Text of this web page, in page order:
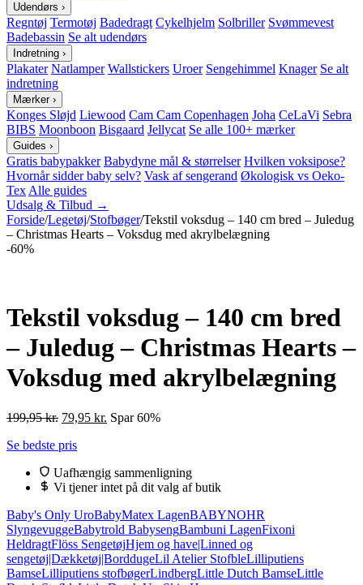
Udendørs ›
Regntøj Termotøj Badedragt Cykelhjelm Solbriller Svømmevest
Badebassin Se alt udendørs
Indretning ›
Plakater Natlamper Wallstickers Uroer Sengehimmel Knager Se alt
indretning
Mærker ›
Konges Sløjd Liewood Cam Cam Copenhagen Joha CeLaVi Sebra
BIBS Moonboon Bisgaard Jellycat Se alle 100+ mærker
Guides ›
Gratis babypakker Babydyne mål & størrelser Hvilken voksipose?
Hvornår sidder baby selv? Vask af sengerand Økologisk vs Oeko-
Tex Alle guides
Udsalg & Tilbud →
Forside/Legetøj/Stofbøger/Tekstil voksdug – 140 cm bred – Juledug
– Christmas Hearts – Voksdug med akrylbelægning
-60%
Tekstil voksdug – 140 cm bred
– Juledug – Christmas Hearts –
Voksdug med akrylbelægning
199,95kr. Den
pris
199,95 kr..
79,95 kr. Den
79,95 kr..
Spar 60%
Se bedste pris
Uafhængig sammenligning
Vi tjener intet på dit valg af butik
Baby's Only UroBabyMatex LagenBABYNOHR
SlyngevuggeBabytrold BabysengBambuni LagenFixoni
HeldragtFlöss SengetøjHjem og have|Linned og
sengetøj|Dækketøj|BorddugeLil Atelier StofbleLilliputiens
BamseLilliputiens stofbøgerLindbergLittle Dutch BamseLittle